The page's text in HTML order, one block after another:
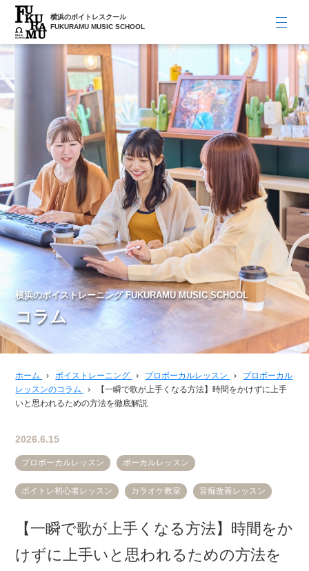
横浜のボイトレスクール
FUKURAMU MUSIC SCHOOL
横浜のボイストレーニング FUKURAMU MUSIC SCHOOL
コラム
ホーム › ボイストレーニング › プロボーカルレッスン ›
プロボーカル
レッスンのコラム
›
【一瞬で歌が上手くなる方法】時間をかけずに上手
いと思われるための方法を徹底解説
2026.6.15
プロボーカルレッスン ボーカルレッスン
ボイトレ初心者レッスン カラオケ教室 音痴改善レッスン
【一瞬で歌が上手くなる方法】時間をか
けずに上手いと思われるための方法を